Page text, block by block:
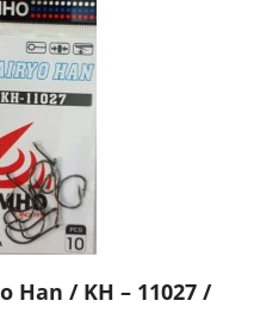
Han / KH – 11027 /